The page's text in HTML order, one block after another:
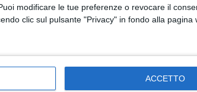
modificare le tue preferenze o revocare il
clic sul pulsante "Privacy" in fondo alla pagina
ACCETTO